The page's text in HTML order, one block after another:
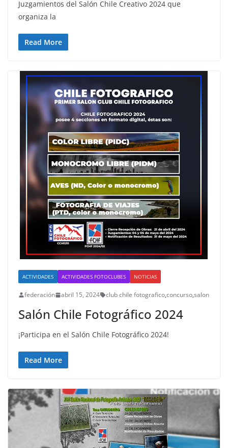
Juzgamientos del Salón Chile Creativo 2024 que
organiza la
Read More
ACTIVIDADES ACTIVIDADES FOTOCLUBES NOTICIAS
federación abril 15, 2024 club chile fotografico,concurso,salon
Salón Chile Fotográfico 2024
¡Participa en el Salón Chile Fotográfico 2024!
Read More